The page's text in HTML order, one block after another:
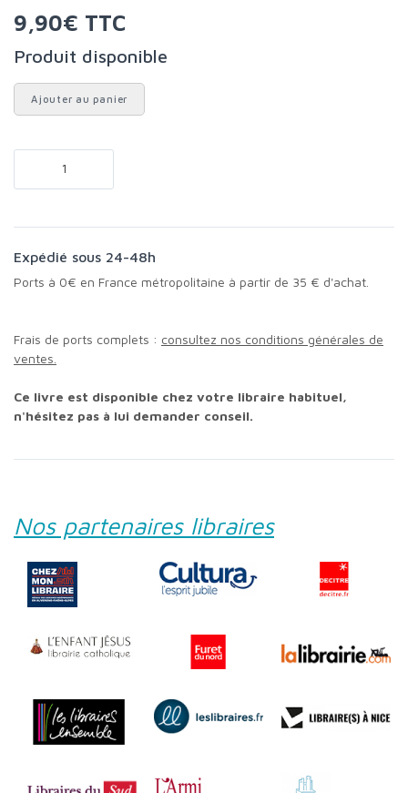
9,90€ TTC
Produit disponible
Ajouter au panier
Expédié sous 24-48h
Ports à 0€ en France métropolitaine à partir de 35 € d'achat.
Frais de ports complets : consultez nos conditions générales de
ventes.
Ce livre est disponible chez votre libraire habituel,
n'hésitez pas à lui demander conseil.
Nos partenaires libraires